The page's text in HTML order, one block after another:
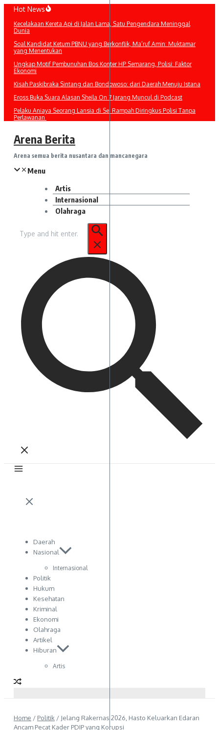
Lewati
konten
Hot News
Kecelakaan Kereta Api di Jalan Lama, Satu Pengendara Meninggal
Dunia
Soal Kandidat Ketum PBNU yang Berkonflik, Ma’ruf Amin: Muktamar
yang Menentukan
Ungkap Motif Pembunuhan Bos Konter HP Semarang, Polisi: Faktor
Ekonomi
Kisah Paskibraka Sintang dan Bondowoso: dari Daerah Menuju Istana
Eross Buka Suara Alasan Sheila On 7 Jarang Muncul di Podcast
Pelaku Aniaya Seorang Lansia di Sei Rampah Diringkus Polisi Tanpa
Perlawanan
Arena Berita
Arena semua berita nusantara dan mancanegara
Menu
Artis
Internasional
Olahraga
untuk:
Daerah
Nasional
Internasional
Politik
Hukum
Kesehatan
Kriminal
Ekonomi
Olahraga
Artikel
Hiburan
Artis
Home / Politik / Jelang Rakernas 2026, Hasto Keluarkan Edaran
Ancam Pecat Kader PDIP yang Korupsi